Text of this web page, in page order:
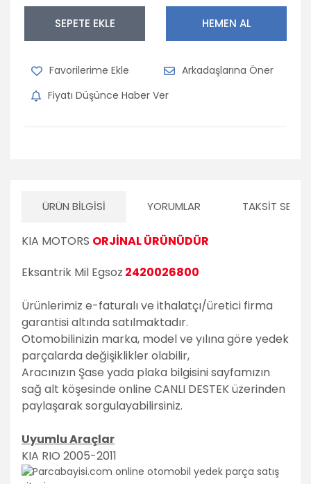
SEPETE EKLE HEMEN AL
Arkadaşlarına Öner
Fiyatı Düşünce Haber Ver
ÜRÜN BILGISI YORUMLAR TAKSIT
KIA MOTORS ORJİNAL ÜRÜNÜDÜR
Eksantrik Mil Egsoz 2420026800
Ürünlerimiz e-faturalı ve ithalatçı/üretici firma
garantisi altında satılmaktadır.
Otomobilinizin marka, model ve yılına göre yedek
parçalarda değişiklikler olabilir,
Aracınızın Şase yada plaka bilgisini sayfamızın
sağ alt köşesinde online CANLI DESTEK üzerinden
paylaşarak sorgulayabilirsiniz.
Uyumlu Araçlar
KIA RIO 2005-2011